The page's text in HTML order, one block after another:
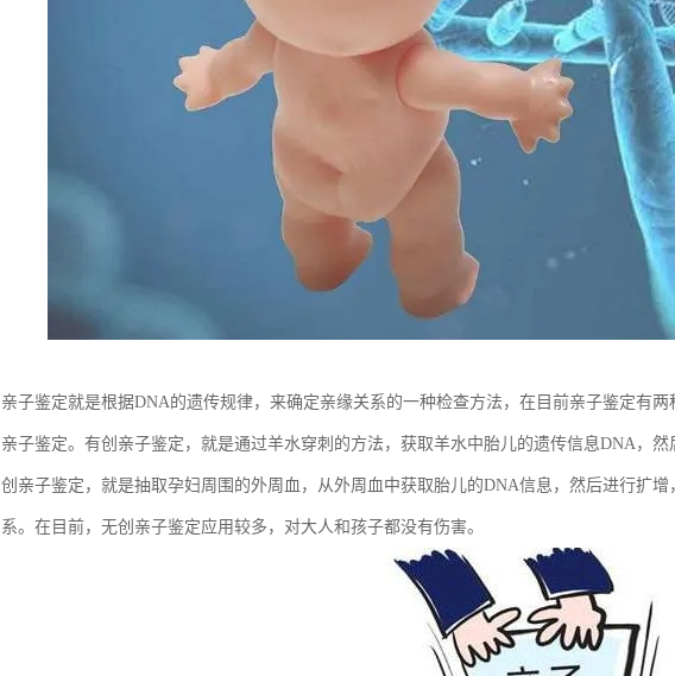
亲子鉴定就是根据DNA的遗传规律，来确定亲缘关系的一种检查方法，在目前亲子鉴定有
亲子鉴定。有创亲子鉴定，就是通过羊水穿刺的方法，获取羊水中胎儿的遗传信息DNA，
创亲子鉴定，就是抽取孕妇周围的外周血，从外周血中获取胎儿的DNA信息，然后进行扩
系。在目前，无创亲子鉴定应用较多，对大人和孩子都没有伤害。